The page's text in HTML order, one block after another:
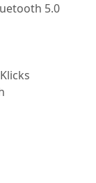
5.0